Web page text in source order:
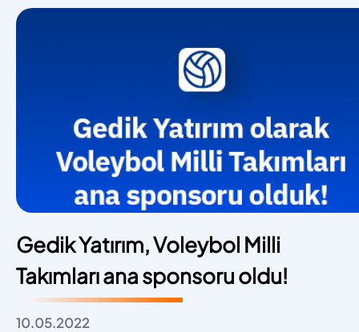
Gedik Yatırım, Voleybol Milli
Takımları ana sponsoru oldu!
10.05.2022